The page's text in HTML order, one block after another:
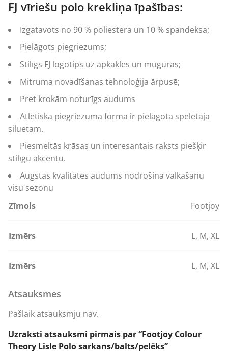
FJ vīriešu polo krekliņa īpašības:
Izgatavots no 90 % poliestera un 10 % spandeksa;
Pielāgots piegriezums;
Stilīgs FJ logotips uz apkakles un muguras;
Mitruma novadīšanas tehnoloģija ārpusē;
Pret krokām noturīgs audums
Atlētiska piegriezuma forma ir pielāgota spēlētāja
siluetam.
Piesmeltās krāsas un interesantais raksts piešķir
stilīgu akcentu.
Augstas kvalitātes audums nodrošina valkāšanu
visu sezonu
Zīmols
Footjoy
Izmērs L, M, XL
Izmērs L, M, XL
Atsauksmes
Pašlaik atsauksmju nav.
Uzraksti atsauksmi pirmais par “Footjoy Colour
Theory Lisle Polo sarkans/balts/pelēks”